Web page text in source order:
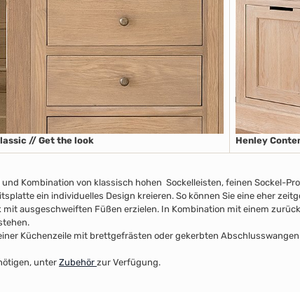
// Get the look Henley
Kombination von klassisch hohen Sockelleisten, feinen Sockel-
ein individuelles Design kreieren. So können Sie eine eher
ausgeschweiften Füßen erzielen. In Kombination mit einem
Küchenzeile mit brettgefrästen oder gekerbten
unter Zubehör zur Verfügung.